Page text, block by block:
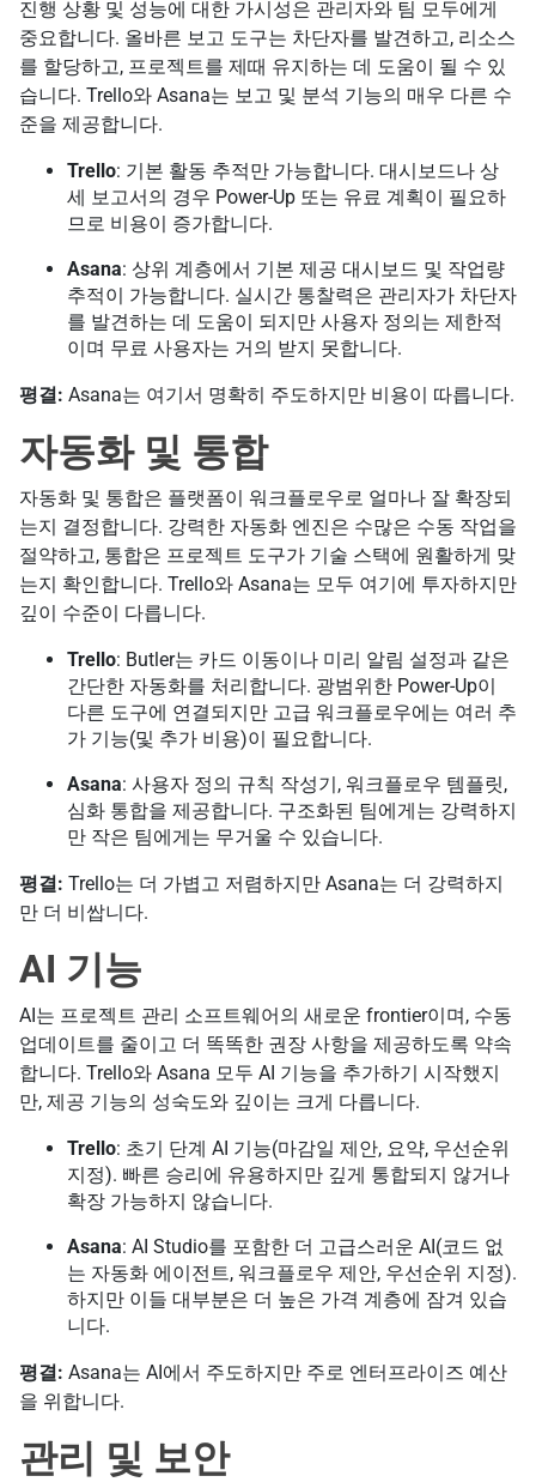
진행 상황 및 성능에 대한 가시성은 관리자와 팀 모두에게
중요합니다. 올바른 보고 도구는 차단자를 발견하고, 리소스
를 할당하고, 프로젝트를 제때 유지하는 데 도움이 될 수 있
습니다. Trello와 Asana는 보고 및 분석 기능의 매우 다른 수
준을 제공합니다.
Trello: 기본 활동 추적만 가능합니다. 대시보드나 상
세 보고서의 경우 Power-Up 또는 유료 계획이 필요하
므로 비용이 증가합니다.
Asana: 상위 계층에서 기본 제공 대시보드 및 작업량
추적이 가능합니다. 실시간 통찰력은 관리자가 차단자
를 발견하는 데 도움이 되지만 사용자 정의는 제한적
이며 무료 사용자는 거의 받지 못합니다.
평결: Asana는 여기서 명확히 주도하지만 비용이 따릅니다.
자동화 및 통합
자동화 및 통합은 플랫폼이 워크플로우로 얼마나 잘 확장되
는지 결정합니다. 강력한 자동화 엔진은 수많은 수동 작업을
절약하고, 통합은 프로젝트 도구가 기술 스택에 원활하게 맞
는지 확인합니다. Trello와 Asana는 모두 여기에 투자하지만
깊이 수준이 다릅니다.
Trello: Butler는 카드 이동이나 미리 알림 설정과 같은
간단한 자동화를 처리합니다. 광범위한 Power-Up이
다른 도구에 연결되지만 고급 워크플로우에는 여러 추
가 기능(및 추가 비용)이 필요합니다.
Asana: 사용자 정의 규칙 작성기, 워크플로우 템플릿,
심화 통합을 제공합니다. 구조화된 팀에게는 강력하지
만 작은 팀에게는 무거울 수 있습니다.
평결: Trello는 더 가볍고 저렴하지만 Asana는 더 강력하지
만 더 비쌉니다.
AI 기능
AI는 프로젝트 관리 소프트웨어의 새로운 frontier이며, 수동
업데이트를 줄이고 더 똑똑한 권장 사항을 제공하도록 약속
합니다. Trello와 Asana 모두 AI 기능을 추가하기 시작했지
만, 제공 기능의 성숙도와 깊이는 크게 다릅니다.
Trello: 초기 단계 AI 기능(마감일 제안, 요약, 우선순위
지정). 빠른 승리에 유용하지만 깊게 통합되지 않거나
확장 가능하지 않습니다.
Asana: AI Studio를 포함한 더 고급스러운 AI(코드 없
는 자동화 에이전트, 워크플로우 제안, 우선순위 지정).
하지만 이들 대부분은 더 높은 가격 계층에 잠겨 있습
니다.
평결: Asana는 AI에서 주도하지만 주로 엔터프라이즈 예산
을 위합니다.
관리 및 보안